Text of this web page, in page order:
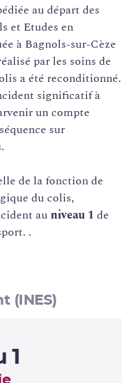
au départ des
et Etudes en
à Bagnols-sur-Cèze
par les soins de
a été reconditionné.
significatif à
un compte
sur
de la fonction de
du colis,
auniveau 1 de
.
(INES)
1